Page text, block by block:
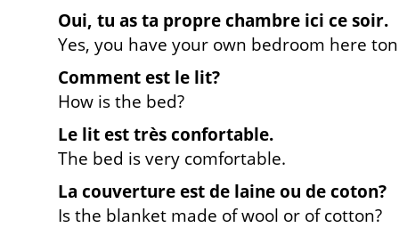
Oui, tu as ta propre chambre ici ce soir.
Yes, you have your own bedroom here
Comment est le lit?
How is the bed?
Le lit est très confortable.
The bed is very comfortable.
La couverture est de laine ou de coton?
Is the blanket made of wool or of cotton?